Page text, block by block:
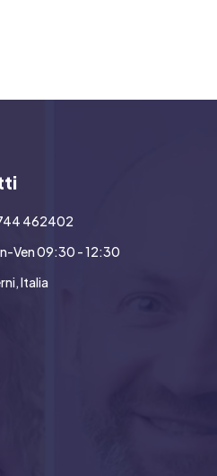
462402
Ven 09:30 - 12:30
Italia